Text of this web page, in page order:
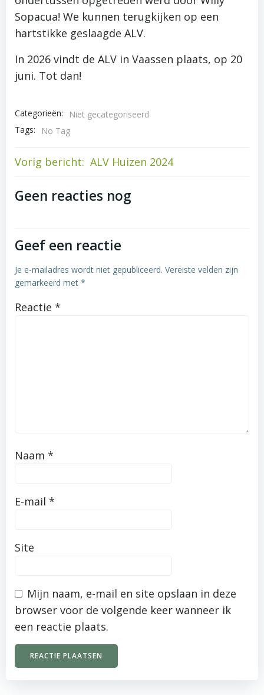
Sopacua! We kunnen terugkijken op een
hartstikke geslaagde ALV.
In 2026 vindt de ALV in Vaassen plaats, op 20
juni. Tot dan!
Categorieën:
Niet gecategoriseerd
Tags:
No Tag
Post
navigation
Vorig bericht: ALV Huizen 2024
Geen reacties nog
Geef een reactie
Je e-mailadres wordt niet gepubliceerd. Vereiste velden zijn
gemarkeerd met *
Reactie *
Naam *
E-mail *
Site
Mijn naam, e-mail en site opslaan in deze
browser voor de volgende keer wanneer ik
een reactie plaats.